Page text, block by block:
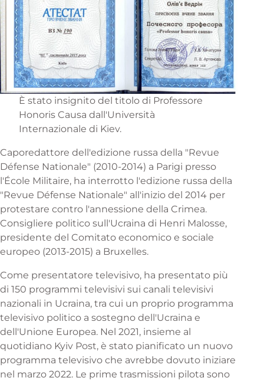
È stato insignito del titolo di Professore
Honoris Causa dall'Università
Internazionale di Kiev.
Caporedattore dell'edizione russa della "Revue
Défense Nationale" (2010-2014) a Parigi presso
l'École Militaire, ha interrotto l'edizione russa della
"Revue Défense Nationale" all'inizio del 2014 per
protestare contro l'annessione della Crimea.
Consigliere politico sull'Ucraina di Henri Malosse,
presidente del Comitato economico e sociale
europeo (2013-2015) a Bruxelles.
Come presentatore televisivo, ha presentato più
di 150 programmi televisivi sui canali televisivi
nazionali in Ucraina, tra cui un proprio programma
televisivo politico a sostegno dell'Ucraina e
dell'Unione Europea. Nel 2021, insieme al
quotidiano Kyiv Post, è stato pianificato un nuovo
programma televisivo che avrebbe dovuto iniziare
nel marzo 2022. Le prime trasmissioni pilota sono